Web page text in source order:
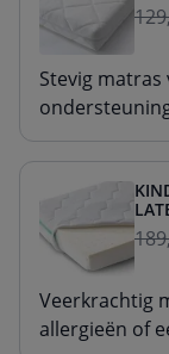
Stevig
Veerkrachtig
allergieën of